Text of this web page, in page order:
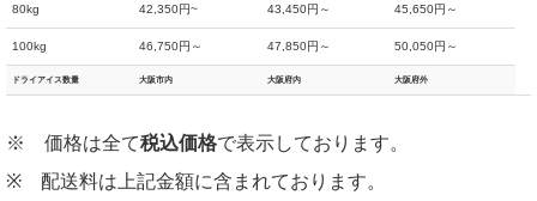
80kg 42,350円~ 43,450円～ 45,650円～
100kg 46,750円～ 47,850円～ 50,050円～
ドライアイス数量 大阪市内 大阪府内 大阪府外
※ 価格は全て税込価格で表示しております。
※ 配送料は上記金額に含まれております。